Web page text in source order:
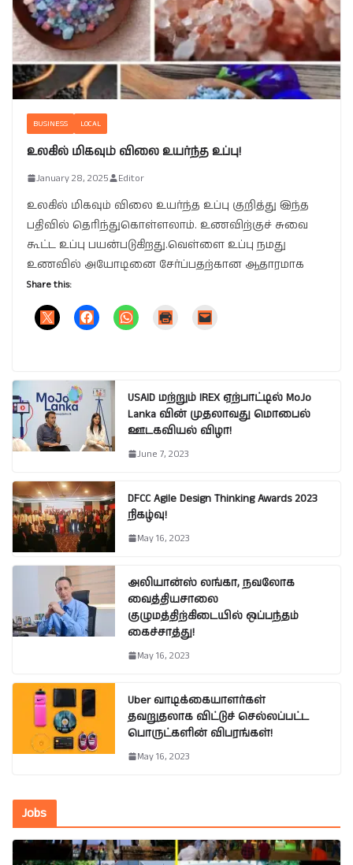
BUSINESS LOCAL
உலகில் மிகவும் விலை உயர்ந்த உப்பு!
January 28, 2025 Editor
உலகில் மிகவும் விலை உயர்ந்த உப்பு குறித்து இந்த
பதிவில் தெரிந்துகொள்ளலாம். உணவிற்குச் சுவை
கூட்ட உப்பு பயன்படுகிறது.வெள்ளை உப்பு நமது
உணவில் அயோடினை சேர்ப்பதற்கான ஆதாரமாக
Share this:
USAID மற்றும் IREX ஏற்பாட்டில் MoJo
Lanka வின் முதலாவது மொபைல்
ஊடகவியல் விழா!
June 7, 2023
DFCC Agile Design Thinking Awards 2023
நிகழ்வு!
May 16, 2023
அலியான்ஸ் லங்கா, நவலோக
வைத்தியசாலை
குழுமத்திற்கிடையில் ஒப்பந்தம்
கைச்சாத்து!
May 16, 2023
Uber வாடிக்கையாளர்கள்
தவறுதலாக விட்டுச் செல்லப்பட்ட
பொருட்களின் விபரங்கள்!
May 16, 2023
Jobs